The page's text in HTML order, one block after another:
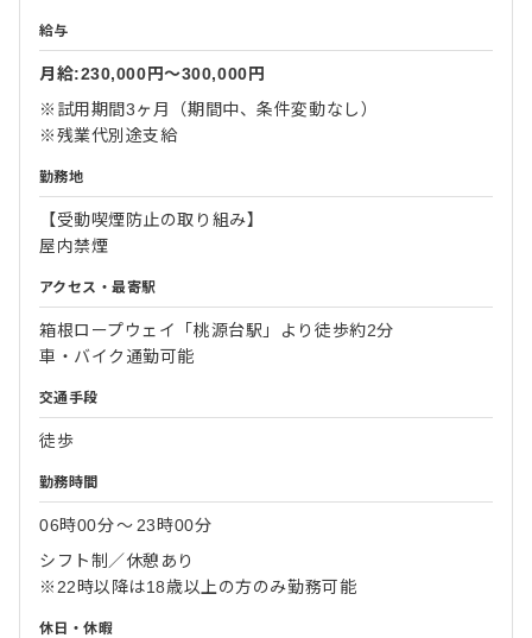
給与
月給:230,000円〜300,000円
※試用期間3ヶ月（期間中、条件変動なし）
※残業代別途支給
勤務地
【受動喫煙防止の取り組み】
屋内禁煙
アクセス・最寄駅
箱根ロープウェイ「桃源台駅」より徒歩約2分
車・バイク通勤可能
交通手段
徒歩
勤務時間
06時00分〜 23時00分
シフト制／休憩あり
※22時以降は18歳以上の方のみ勤務可能
休日・休暇